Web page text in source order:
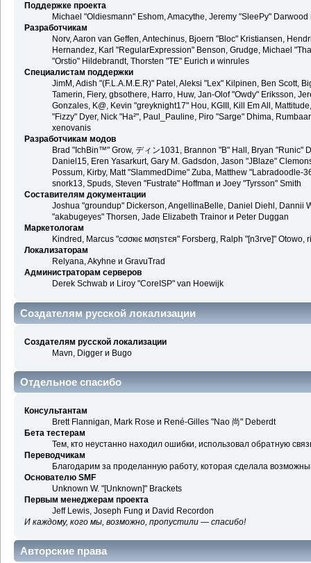
Поддержке проекта
Michael "Oldiesmann" Eshom, Amacythe, Jeremy "SleePy"
Разработчикам
Norv, Aaron van Geffen, Antechinus, Bjoern "Bloc" Kristiansen,
Hernandez, Karl "RegularExpression" Benson, Grudge, Michael
"Orstio" Hildebrandt, Thorsten "TE" Eurich и winrules
Специалистам поддержки
JimM, Adish "(F.L.A.M.E.R)" Patel, Aleksi "Lex" Kilpinen, Ben Scott,
Tamerin, Fiery, gbsothere, Harro, Huw, Jan-Olof "Owdy" Eriksson,
Gonzales, K@, Kevin "greyknight17" Hou, KGIII, Kill Em All,
"Fizzy" Dyer, Nick "Ha²", Paul_Pauline, Piro "Sarge" Dhima,
xenovanis
Разработчикам модов
Brad "IchBin™" Grow, ディン1031, Brannon "B" Hall, Bryan "Runic"
Daniel15, Eren Yasarkurt, Gary M. Gadsdon, Jason "JBlaze"
Possum, Kirby, Matt "SlammedDime" Zuba, Matthew "Labradoodle-
snork13, Spuds, Steven "Fustrate" Hoffman и Joey "Tyrsson" Smith
Составителям документации
Joshua "groundup" Dickerson, AngellinaBelle, Daniel Diehl, Dannii
"akabugeyes" Thorsen, Jade Elizabeth Trainor и Peter Duggan
Маркетологам
Kindred, Marcus "cσσкιє мσηѕтєя" Forsberg, Ralph "[n3rve]" Otowo,
Локализаторам
Relyana, Akyhne и GravuTrad
Администраторам серверов
Derek Schwab и Liroy "CoreISP" van Hoewijk
Создателям русской локализации
Создателям русской локализации
Mavn, Digger и Bugo
Отдельное спасибо
Консультантам
Brett Flannigan, Mark Rose и René-Gilles "Nao 尚" Deberdt
Бета тестерам
Тем, кто неустанно находил ошибки, использовал обратную
Переводчикам
Благодарим за проделанную работу, которая сделала
Основателю SMF
Unknown W. "[Unknown]" Brackets
Первым менеджерам проекта
Jeff Lewis, Joseph Fung и David Recordon
И каждому, кого мы, возможно, пропустили — спасибо!
Авторские права